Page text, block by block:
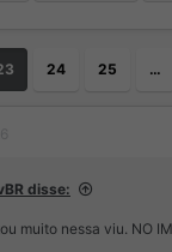
24 25 …
disse:
muito nessa viu. NO